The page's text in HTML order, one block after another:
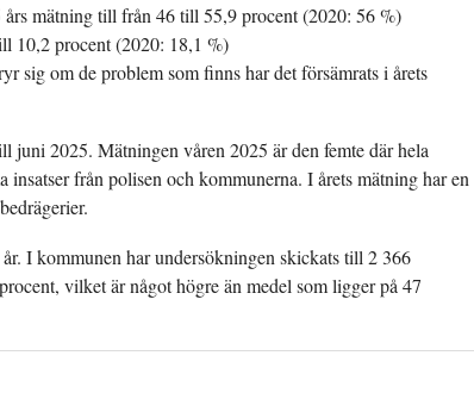
mätning till från 46 till 55,9 procent (2020: 56 %)
10,2 procent (2020: 18,1 %)
sig om de problem som finns har det försämrats i årets
juni 2025. Mätningen våren 2025 är den femte där hela
från polisen och kommunerna. I årets mätning har en
I kommunen har undersökningen skickats till 2 366
vilket är något högre än medel som ligger på 47